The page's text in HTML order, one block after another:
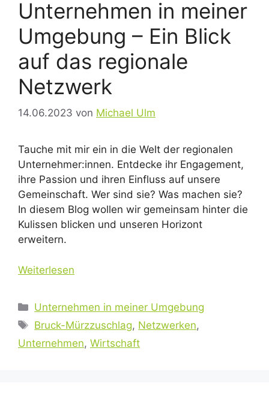
Unternehmen in meiner
Umgebung – Ein Blick
auf das regionale
Netzwerk
14.06.2023 von Michael Ulm
Tauche mit mir ein in die Welt der regionalen
Unternehmer:innen. Entdecke ihr Engagement,
ihre Passion und ihren Einfluss auf unsere
Gemeinschaft. Wer sind sie? Was machen sie?
In diesem Blog wollen wir gemeinsam hinter die
Kulissen blicken und unseren Horizont
erweitern.
Weiterlesen
Kategorien
Unternehmen in meiner Umgebung
Schlagwörter
Bruck-Mürzzuschlag, Netzwerken,
Unternehmen, Wirtschaft